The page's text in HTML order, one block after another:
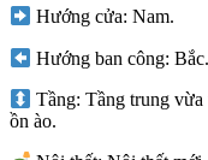
Hướng cửa: Nam.
Hướng ban công:
Tầng: Tầng trung vừa
ồn ào.